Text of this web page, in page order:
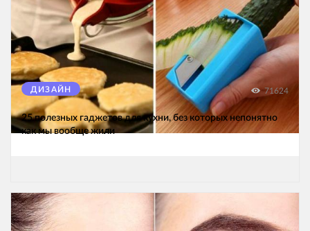
ДИЗАЙН 71624
25 полезных гаджетов для кухни, без которых непонятно
как мы вообще жили